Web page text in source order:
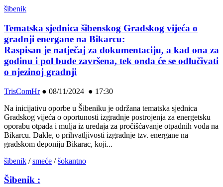
šibenik
Tematska sjednica šibenskog Gradskog vijeća o
gradnji energane na Bikarcu:
Raspisan je natječaj za dokumentaciju, a kad ona za
godinu i pol bude završena, tek onda će se odlučivati
o njezinoj gradnji
TrisComHr● 08/11/2024 ● 17:30
Na inicijativu oporbe u Šibeniku je održana tematska sjednica
Gradskog vijeća o oportunosti izgradnje postrojenja za energetsku
oporabu otpada i mulja iz uređaja za pročišćavanje otpadnih voda na
Bikarcu. Dakle, o prihvatljivosti izgradnje tzv. energane na
gradskom deponiju Bikarac, koji...
šibenik /smeće /šokantno
Šibenik :